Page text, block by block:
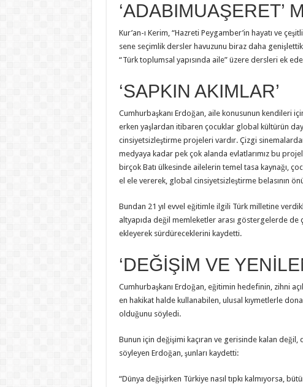
‘ADABIMUAŞERET’
Kur’an-ı Kerim, “Hazreti Peygamber’in hayatı ve
sene seçimlik dersler havuzunu biraz daha
“Türk toplumsal yapısında aile” üzere dersleri ek
‘SAPKIN AKIMLAR’
Cumhurbaşkanı Erdoğan, aile konusunun kendileri
erken yaşlardan itibaren çocuklar global kültürün
cinsiyetsizleştirme projeleri vardır. Çizgi
medyaya kadar pek çok alanda evlatlarımız bu
birçok Batı ülkesinde ailelerin temel tasa kaynağı,
el ele vererek, global cinsiyetsizleştirme belasının
Bundan 21 yıl evvel eğitimle ilgili Türk milletine
altyapıda değil memleketler arası göstergelerde de
ekleyerek sürdüreceklerini kaydetti.
‘DEĞİŞİM VE
Cumhurbaşkanı Erdoğan, eğitimin hedefinin, zihni
en hakikat halde kullanabilen, ulusal kıymetlerle
olduğunu söyledi.
Bunun için değişimi kaçıran ve gerisinde kalan
söyleyen Erdoğan, şunları kaydetti:
“Dünya değişirken Türkiye nasıl tıpkı kalmıyorsa,